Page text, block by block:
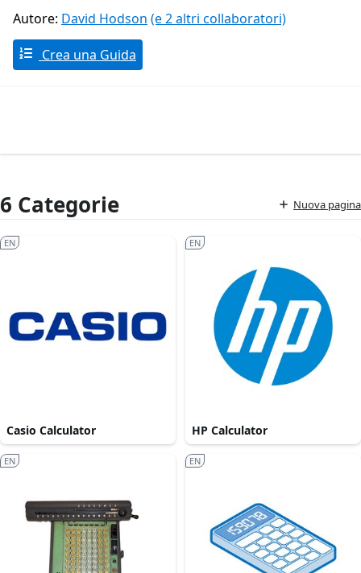
Autore: David Hodson (e 2 altri collaboratori)
Crea una Guida
6 Categorie Nuova pagina
Casio Calculator
EN
HP Calculator
EN
EN EN